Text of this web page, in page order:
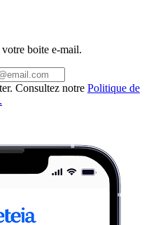
boite e-mail.
Consultez notre Politique de